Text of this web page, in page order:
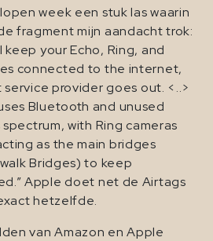
week een stuk las waarin
fragment mijn aandacht trok:
keep your Echo, Ring, and
connected to the internet,
provider goes out. <..>
Bluetooth and unused
with Ring cameras
as the main bridges
Bridges) to keep
Apple doet net de Airtags
hetzelfde.
van Amazon en Apple